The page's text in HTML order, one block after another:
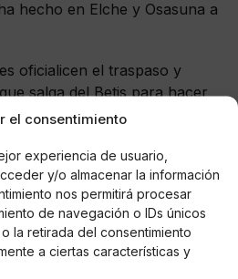
el consentimiento
experiencia de usuario,
y/o almacenar la información
nos permitirá procesar
de navegación o IDs únicos
la retirada del consentimiento
a ciertas características y
hecho en Elche y Osasuna a
oficialicen el traspaso y
salga del Betis para hacer
ya que actualmente son
forman parte de la plantilla
el que más papeletas tiene
de no haber disputado
el Betis, ha sido
de la MLS, la que apostará